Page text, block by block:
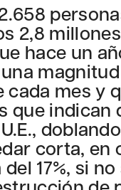
2,8
hace un
mes y
indican
corta,
17%, si